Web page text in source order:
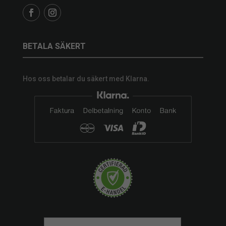
BETALA SÄKERT
Hos oss betalar du säkert med Klarna.